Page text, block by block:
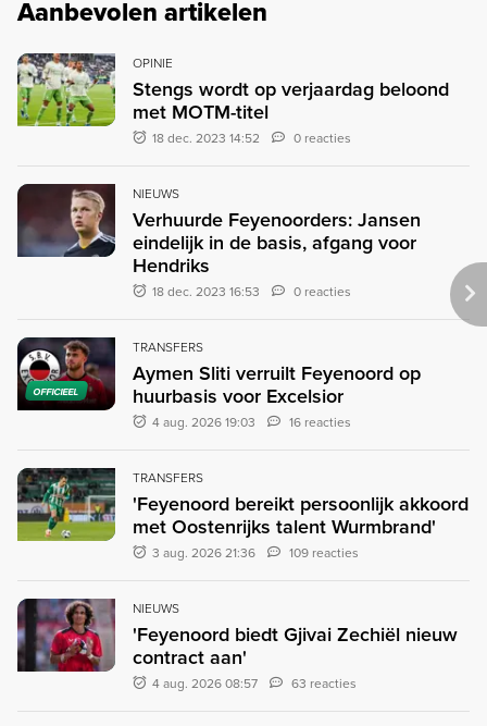
Aanbevolen artikelen
OPINIE
Stengs wordt op verjaardag beloond
met MOTM-titel
18 dec. 2023 14:52 0 reacties
NIEUWS
Verhuurde Feyenoorders: Jansen
eindelijk in de basis, afgang voor
Hendriks
18 dec. 2023 16:53 0 reacties
OFFICIEEL
TRANSFERS
Aymen Sliti verruilt Feyenoord op
huurbasis voor Excelsior
4 aug. 2026 19:03 16 reacties
TRANSFERS
'Feyenoord bereikt persoonlijk akkoord
met Oostenrijks talent Wurmbrand'
3 aug. 2026 21:36 109 reacties
NIEUWS
'Feyenoord biedt Gjivai Zechiël nieuw
contract aan'
4 aug. 2026 08:57 63 reacties